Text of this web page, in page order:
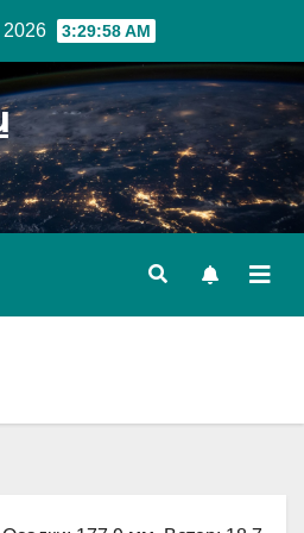
2026 3:29:59 AM